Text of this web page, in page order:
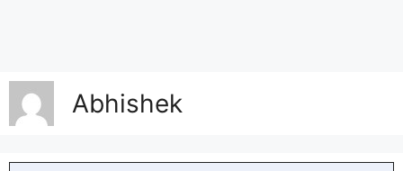
Abhishek